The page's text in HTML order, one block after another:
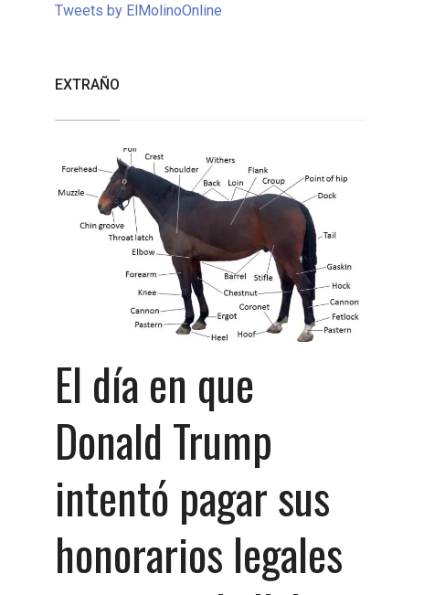
Tweets by ElMolinoOnline
EXTRAÑO
El día en que
Donald Trump
intentó pagar sus
honorarios legales